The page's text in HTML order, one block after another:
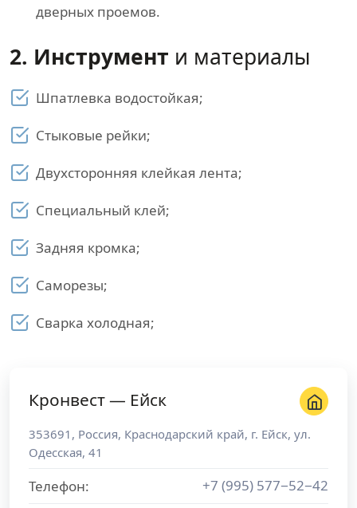
дверных проемов.
2. Инструмент и материалы
Шпатлевка водостойкая;
Стыковые рейки;
Двухсторонняя клейкая лента;
Специальный клей;
Задняя кромка;
Саморезы;
Сварка холодная;
Кронвест — Ейск
353691 , Россия, Краснодарский край, г. Ейск, ул.
Одесская, 41
Телефон:
+7 (995) 577−52−42